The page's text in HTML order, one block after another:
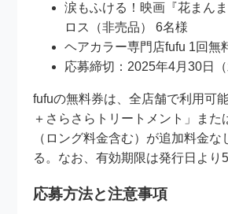
涙もふける！映画『花まん
ロス（非売品） 6名様
ヘアカラー専門店fufu 1回無
応募締切：2025年4月30日（
fufuの無料券は、全店舗で利用可
＋さらさらトリートメント」また
（ロング料金含む）が追加料金な
る。なお、有効期限は発行日より
応募方法と注意事項